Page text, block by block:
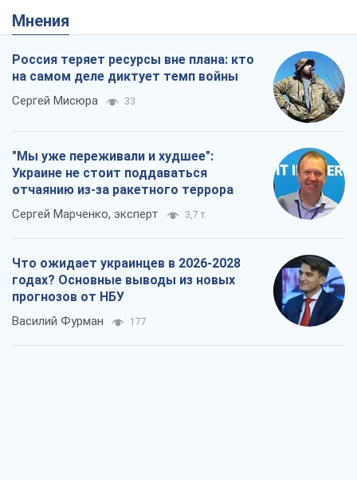
Мнения
Россия теряет ресурсы вне плана: кто
на самом деле диктует темп войны
Сергей Мисюра 33
"Мы уже переживали и худшее":
Украине не стоит поддаваться
отчаянию из-за ракетного террора
Сергей Марченко, эксперт 3,7 т.
Что ожидает украинцев в 2026-2028
годах? Основные выводы из новых
прогнозов от НБУ
Василий Фурман 177